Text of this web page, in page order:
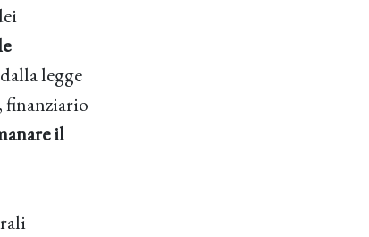
legge
finanziario
il